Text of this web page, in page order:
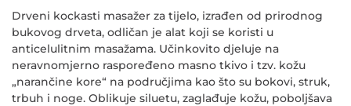
Drveni kockasti masažer za tijelo, izrađen od prirodnog
bukovog drveta, odličan je alat koji se koristi u
anticelulitnim masažama. Učinkovito djeluje na
neravnomjerno raspoređeno masno tkivo i tzv. kožu
„narančine kore“ na područjima kao što su bokovi, struk,
trbuh i noge. Oblikuje siluetu, zaglađuje kožu, poboljšava